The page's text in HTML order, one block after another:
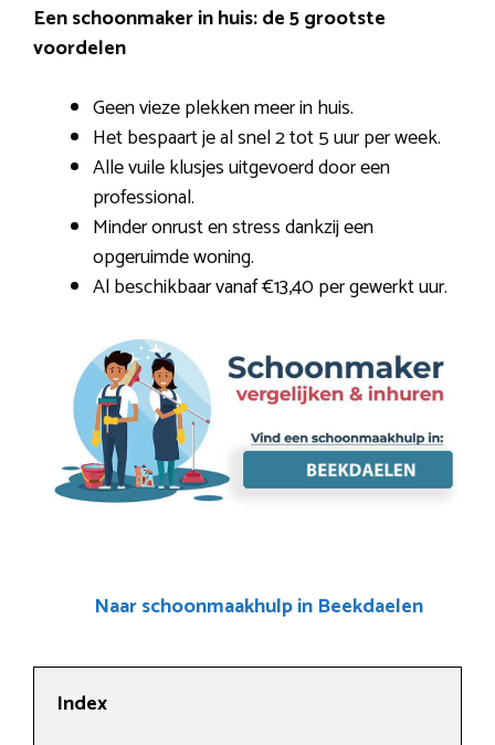
Een schoonmaker in huis: de 5 grootste
voordelen
Geen vieze plekken meer in huis.
Het bespaart je al snel 2 tot 5 uur per week.
Alle vuile klusjes uitgevoerd door een
professional.
Minder onrust en stress dankzij een
opgeruimde woning.
Al beschikbaar vanaf €13,40 per gewerkt uur.
Naar schoonmaakhulp in Beekdaelen
Index